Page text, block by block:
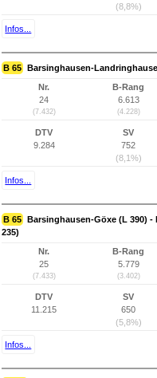
(8,8%)
Infos...
B 65 Barsinghausen-
Nr.
24
(7.432)
B-Rang
6.613
(4.228)
DTV
9.284
SV
752
(8,1%)
Infos...
B 65 Barsinghausen-Göxe (L 390)
235)
Nr.
25
(7.433)
B-Rang
5.779
(3.402)
DTV
11.215
SV
650
(5,8%)
Infos...